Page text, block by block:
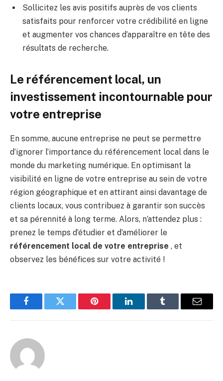
Sollicitez les avis positifs auprès de vos clients
satisfaits pour renforcer votre crédibilité en ligne
et augmenter vos chances d’apparaître en tête des
résultats de recherche.
Le référencement local, un
investissement incontournable pour
votre entreprise
En somme, aucune entreprise ne peut se permettre
d’ignorer l’importance du référencement local dans le
monde du marketing numérique. En optimisant la
visibilité en ligne de votre entreprise au sein de votre
région géographique et en attirant ainsi davantage de
clients locaux, vous contribuez à garantir son succès
et sa pérennité à long terme. Alors, n’attendez plus :
prenez le temps d’étudier et d’améliorer le
référencement local de votre entreprise , et
observez les bénéfices sur votre activité !
FacebookTwitter Pinterest LinkedInTumblr Email